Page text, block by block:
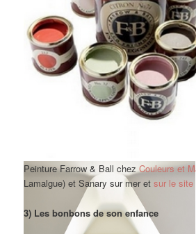
Peinture Farrow & Ball chezCouleurs et
Lamalgue) et Sanary sur mer etsur le site
3) Les bonbons de son enfance